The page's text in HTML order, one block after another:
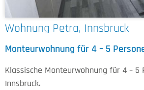
Wohnung Petra, Innsbruck
Monteurwohnung für 4 – 5
Klassische Monteurwohnung für 4 – 5
Innsbruck.